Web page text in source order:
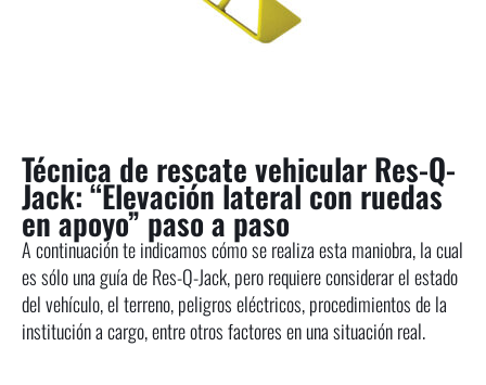
Técnica de rescate vehicular Res-Q-
Jack: “Elevación lateral con ruedas
en apoyo” paso a paso
A continuación te indicamos cómo se realiza esta maniobra, la cual
es sólo una guía de Res-Q-Jack, pero requiere considerar el estado
del vehículo, el terreno, peligros eléctricos, procedimientos de la
institución a cargo, entre otros factores en una situación real.